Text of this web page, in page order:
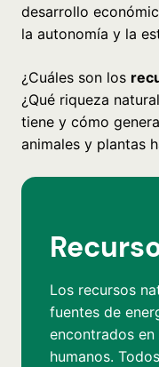
desarrollo
la autonomía y la
¿Cuáles son los
¿Qué riqueza
tiene y cómo
animales y plantas
Los recursos
fuentes de
encontrados
humanos.